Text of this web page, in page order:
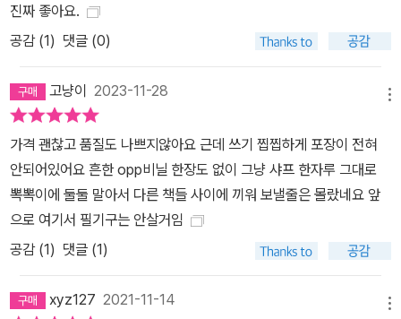
진짜 좋아요.
공감 (1) 댓글 (0)
고냥이 2023-11-28
가격 괜찮고 품질도 나쁘지않아요 근데 쓰기 찝찝하게 포장이 전혀
안되어있어요 흔한 opp비닐 한장도 없이 그냥 샤프 한자루 그대로
뽁뽁이에 둘둘 말아서 다른 책들 사이에 끼워 보낼줄은 몰랐네요 앞
으로 여기서 필기구는 안살거임
공감 (1) 댓글 (1)
xyz127 2021-11-14